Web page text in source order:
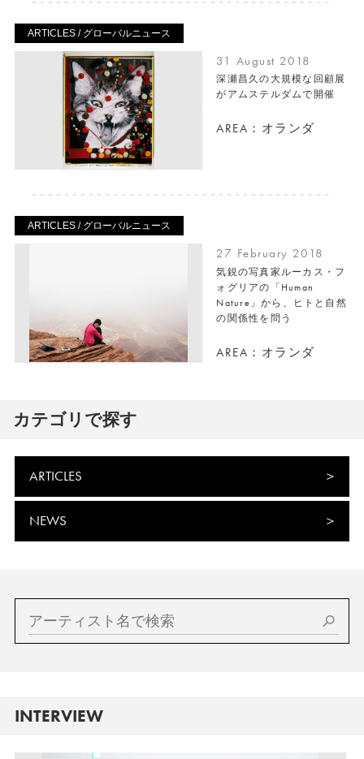
ARTICLES / グローバルニュース
31 August 2018
深瀬昌久の大規模な回顧展
がアムステルダムで開催
AREA：オランダ
ARTICLES / グローバルニュース
27 February 2018
気鋭の写真家ルーカス・フ
ォグリアの「Human
Nature」から、ヒトと自然
の関係性を問う
AREA：オランダ
カテゴリで探す
ARTICLES
NEWS
INTERVIEW